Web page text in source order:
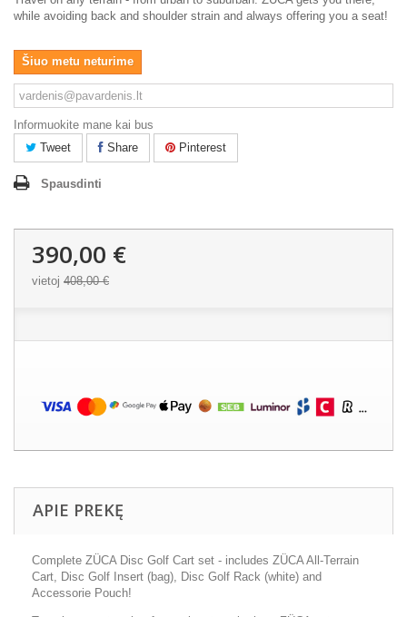
while avoiding back and shoulder strain and always offering you a seat!
Šiuo metu neturime
Informuokite mane kai bus
Tweet
Share Pinterest
Spausdinti
390,00 €
vietoj 408,00 €
APIE PREKĘ
Complete ZÜCA Disc Golf Cart set - includes ZÜCA All-Terrain
Cart, Disc Golf Insert (bag), Disc Golf Rack (white) and
Accessorie Pouch!